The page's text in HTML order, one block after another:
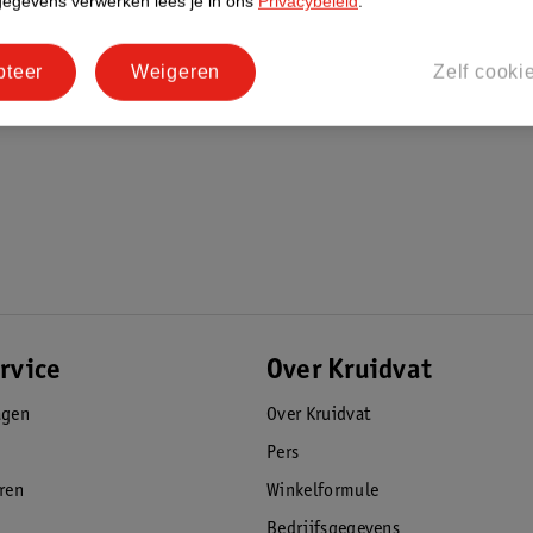
babyhuidje
Probeer dan eens een grotere maat.Over Kruidvat
Over Kruidvat
Pers
Winkelformule
Zelf
Weigeren